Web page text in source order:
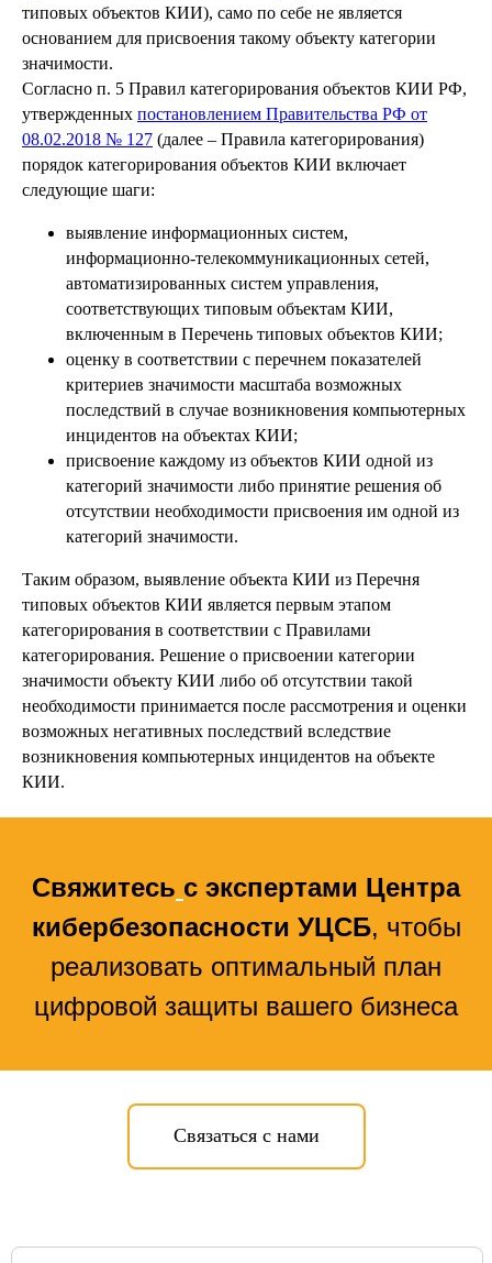
типовых объектов КИИ), само по себе не является
основанием для присвоения такому объекту категории
значимости.
Согласно п. 5 Правил категорирования объектов КИИ РФ,
утвержденных постановлением Правительства РФ от
08.02.2018 № 127 (далее – Правила категорирования)
порядок категорирования объектов КИИ включает
следующие шаги:
выявление информационных систем,
информационно-телекоммуникационных сетей,
автоматизированных систем управления,
соответствующих типовым объектам КИИ,
включенным в Перечень типовых объектов КИИ;
оценку в соответствии с перечнем показателей
критериев значимости масштаба возможных
последствий в случае возникновения компьютерных
инцидентов на объектах КИИ;
присвоение каждому из объектов КИИ одной из
категорий значимости либо принятие решения об
отсутствии необходимости присвоения им одной из
категорий значимости.
Таким образом, выявление объекта КИИ из Перечня
типовых объектов КИИ является первым этапом
категорирования в соответствии с Правилами
категорирования. Решение о присвоении категории
значимости объекту КИИ либо об отсутствии такой
необходимости принимается после рассмотрения и оценки
возможных негативных последствий вследствие
возникновения компьютерных инцидентов на объекте
КИИ.
Свяжитесь с экспертами Центра
кибербезопасности УЦСБ, чтобы
реализовать оптимальный план
цифровой защиты вашего бизнеса
Связаться с нами
Единая экосистема защиты